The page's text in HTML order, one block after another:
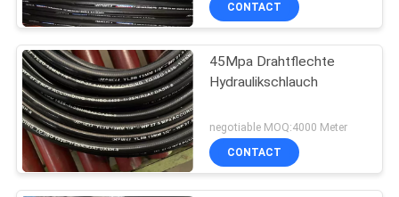
CONTACT
45Mpa Drahtflechte
Hydraulikschlauch
negotiable MOQ:4000 Meter
CONTACT